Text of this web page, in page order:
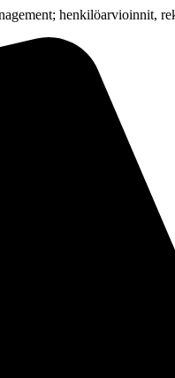
henkilöarvioinnit,